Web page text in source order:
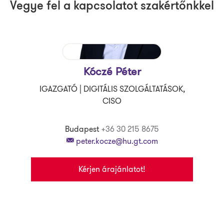
Vegye fel a kapcsolatot szakértőnkkel
Kóczé Péter
IGAZGATÓ | DIGITÁLIS SZOLGÁLTATÁSOK,
CISO
Budapest +36 30 215 8675
peter.kocze@hu.gt.com
Kérjen árajánlatot!